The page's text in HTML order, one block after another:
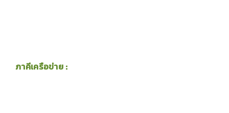
ภาคีเครือข่าย :